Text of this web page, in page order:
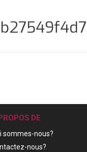
DE
sommes-nous?
nous?